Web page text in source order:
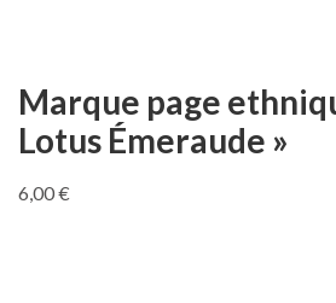
Marque page
Lotus Émeraude »
6,00€